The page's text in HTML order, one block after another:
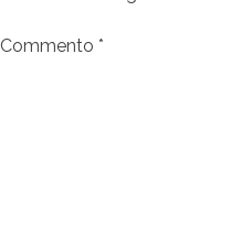
Commento *